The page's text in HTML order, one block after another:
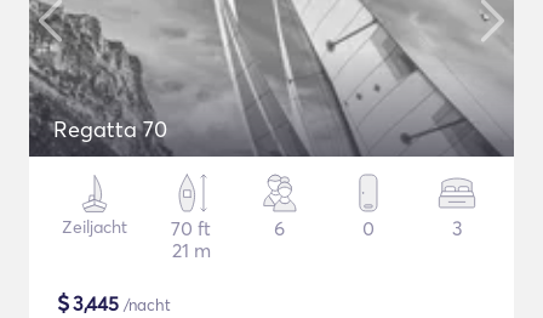
Regatta 70
Zeiljacht
70 ft
21 m
6 0 3
$3,445 /nacht